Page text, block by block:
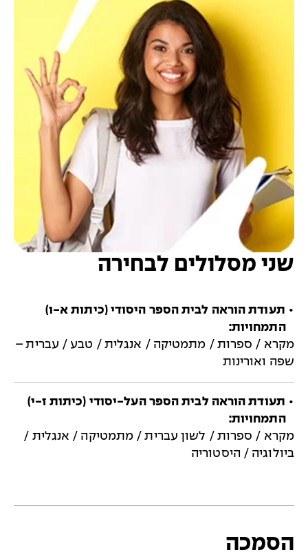
שני מסלולים לבחירה
• תעודת הוראה לבית הספר היסודי (כיתות א-ו)
התמחויות:
מקרא / ספרות / מתמטיקה / אנגלית / טבע / עברית –
שפה ואורינות
• תעודת הוראה לבית הספר העל-יסודי (כיתות ז-י)
התמחויות:
מקרא / ספרות / לשון עברית / מתמטיקה / אנגלית /
ביולוגיה / היסטוריה
הסמכה